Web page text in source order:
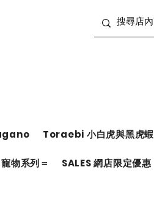
Toraebi 小白虎與黑虎蝦
寵物系列＝ SALES 網店限定優惠